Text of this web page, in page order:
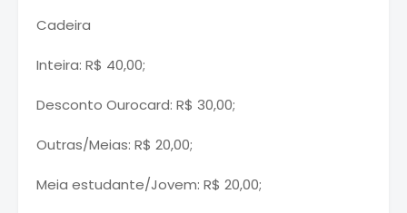
Cadeira
Inteira: R$ 40,00;
Desconto Ourocard: R$ 30,00;
Outras/Meias: R$ 20,00;
Meia estudante/Jovem: R$ 20,00;